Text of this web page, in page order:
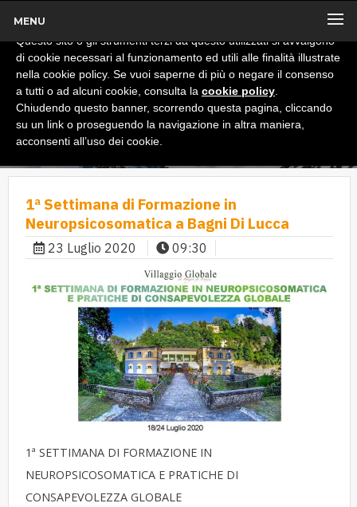
MENU
1ª Settimana di Formazione in
Neuropsicosomatica a Bagni Di Lucca
23 Luglio 2020 09:30
1ª SETTIMANA DI FORMAZIONE IN
NEUROPSICOSOMATICA E PRATICHE DI
CONSAPEVOLEZZA GLOBALE
x
Informativa
Questo sito o gli strumenti terzi da questo utilizzati si avvalgono
di cookie necessari al funzionamento ed utili alle finalità illustrate
nella cookie policy. Se vuoi saperne di più o negare il consenso
a tutti o ad alcuni cookie, consulta la cookie policy
Chiudendo questo banner, scorrendo questa pagina, cliccando
su un link o proseguendo la navigazione in altra maniera,
acconsenti all’uso dei cookie.